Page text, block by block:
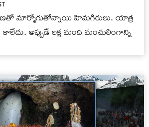
మార్మోగుతోన్నాయి హిమగిరులు. యాత్ర
అప్పుడే లక్ష మంది మంచులింగాన్ని